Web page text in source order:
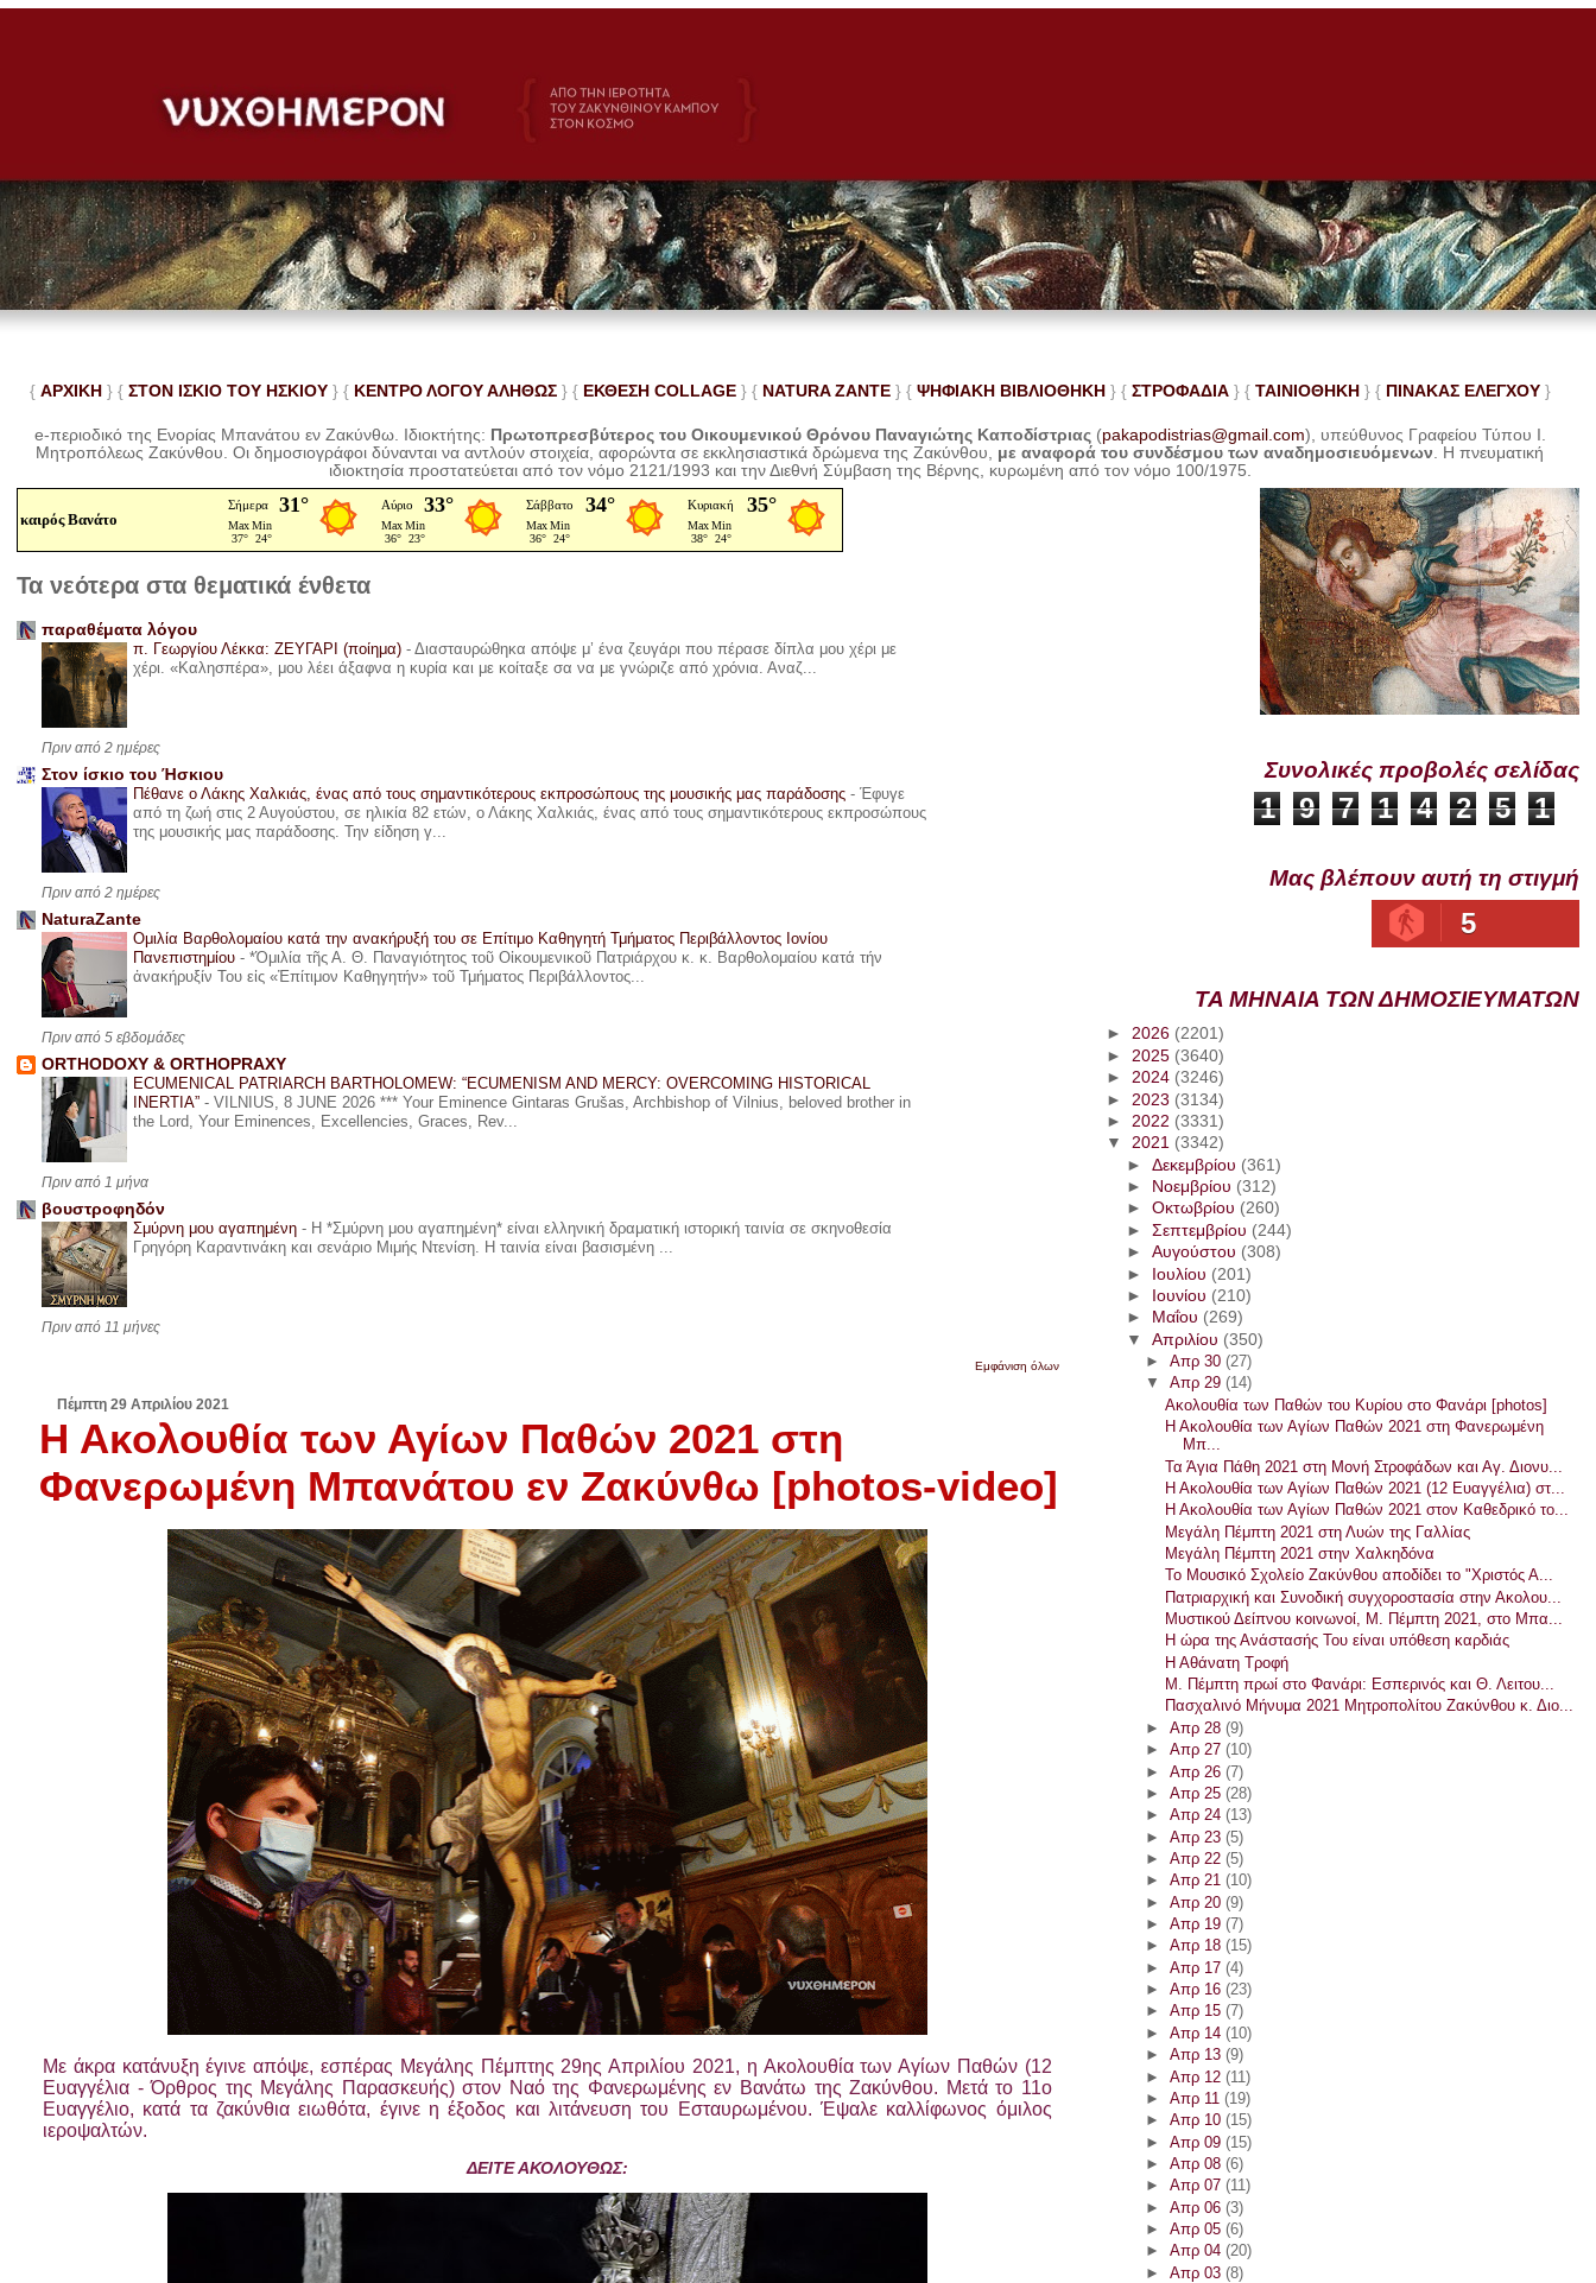
{ ΑΡΧΙΚΗ } { ΣΤΟΝ ΙΣΚΙΟ ΤΟΥ ΗΣΚΙΟΥ } { ΚΕΝΤΡΟ ΛΟΓΟΥ ΑΛΗΘΩΣ } { ΕΚΘΕΣΗ COLLAGE }{ NATURA ZANTE} { ΨΗΦΙΑΚΗ ΒΙΒΛΙΟΘΗΚΗ } { ΣΤΡΟΦΑΔΙΑ } { ΤΑΙΝΙΟΘΗΚΗ } { ΠΙΝΑΚΑΣ ΕΛΕΓΧΟΥ}
e-περιοδικό της Ενορίας Μπανάτου εν Ζακύνθω. Ιδιοκτήτης: Πρωτοπρεσβύτερος του Οικουμενικού Θρόνου Παναγιώτης Καποδίστριας (pakapodistrias@gmail.com), υπεύθυνος Γραφείου Τύπου Ι.
Μητροπόλεως Ζακύνθου.Οι δημοσιογράφοι δύνανται να αντλούν στοιχεία, αφορώντα σε εκκλησιαστικά δρώμενα της Ζακύνθου, με αναφορά του συνδέσμου των αναδημοσιευόμενων . Ηπνευματική
ιδιοκτησία προστατεύεται από τον νόμο 2121/1993 και την Διεθνή Σύμβαση της Βέρνης, κυρωμένη από τον νόμο 100/1975.
καιρός Βανάτο
Τα νεότερα στα θεματικά ένθετα
παραθέματα λόγου
π. Γεωργίου Λέκκα: ΖΕΥΓΑΡΙ (ποίημα) - Διασταυρώθηκα απόψε μ’ ένα ζευγάρι που πέρασε δίπλα μου χέρι με
χέρι. «Καλησπέρα», μου λέει άξαφνα η κυρία και με κοίταξε σα να με γνώριζε από χρόνια. Αναζ...
Πριν από 2 ημέρες
Στον ίσκιο του Ήσκιου
Πέθανε ο Λάκης Χαλκιάς, ένας από τους σημαντικότερους εκπροσώπους της μουσικής μας παράδοσης - Έφυγε
από τη ζωή στις 2 Αυγούστου, σε ηλικία 82 ετών, ο Λάκης Χαλκιάς, ένας από τους σημαντικότερους εκπροσώπους
της μουσικής μας παράδοσης. Την είδηση γ...
Πριν από 2 ημέρες
NaturaZante
Ομιλία Βαρθολομαίου κατά την ανακήρυξή του σε Επίτιμο Καθηγητή Τμήματος Περιβάλλοντος Ιονίου
Πανεπιστημίου - *Ὁμιλία τῆς Α. Θ. Παναγιότητος τοῦ Οἰκουμενικοῦ Πατριάρχου κ. κ. Βαρθολομαίου κατά τήν
ἀνακήρυξίν Του εἰς «Ἐπίτιμον Καθηγητήν» τοῦ Τμήματος Περιβάλλοντος...
Πριν από 5 εβδομάδες
ORTHODOXY & ORTHOPRAXY
ECUMENICAL PATRIARCH BARTHOLOMEW: “ECUMENISM AND MERCY: OVERCOMING HISTORICAL
INERTIA” - VILNIUS, 8 JUNE 2026 *** Your Eminence Gintaras Grušas, Archbishop of Vilnius, beloved brother in
the Lord, Your Eminences, Excellencies, Graces, Rev...
Πριν από 1 μήνα
βουστροφηδόν
Σμύρνη μου αγαπημένη - Η *Σμύρνη μου αγαπημένη* είναι ελληνική δραματική ιστορική ταινία σε σκηνοθεσία
Γρηγόρη Καραντινάκη και σενάριο Μιμής Ντενίση. Η ταινία είναι βασισμένη ...
Πριν από 11 μήνες
Εμφάνιση όλων
Πέμπτη 29 Απριλίου 2021
Η Ακολουθία των Αγίων Παθών 2021 στη
Φανερωμένη Μπανάτου εν Ζακύνθω [photos-video]
Με άκρα κατάνυξη έγινε απόψε, εσπέρας Μεγάλης Πέμπτης 29ης Απριλίου 2021, η Ακολουθία των Αγίων Παθών (12
Ευαγγέλια - Όρθρος της Μεγάλης Παρασκευής) στον Ναό της Φανερωμένης εν Βανάτω της Ζακύνθου. Μετά το 11ο
Ευαγγέλιο, κατά τα ζακύνθια ειωθότα, έγινε η έξοδος και λιτάνευση του Εσταυρωμένου. Έψαλε καλλίφωνος όμιλος
ιεροψαλτών.
ΔΕΙΤΕ ΑΚΟΛΟΥΘΩΣ:
Συνολικές προβολές σελίδας
1 9 7 1 4 2 5 1
Μας βλέπουν αυτή τη στιγμή
5
ΤΑ ΜΗΝΑΙΑ ΤΩΝ ΔΗΜΟΣΙΕΥΜΑΤΩΝ
►2026 (2201)
► 2025 (3640)
►2024 (3246)
► 2023 (3134)
► 2022 (3331)
▼2021 (3342)
► Δεκεμβρίου (361)
►
Νοεμβρίου (312)
► Οκτωβρίου (260)
► Σεπτεμβρίου (244)
► Αυγούστου (308)
► Ιουλίου (201)
►
Ιουνίου (210)
►
Μαΐου (269)
▼ Απριλίου (350)
► Απρ 30 (27)
▼ Απρ 29 (14)
Ακολουθία των Παθών του Κυρίου στο Φανάρι [photos]
Η Ακολουθία των Αγίων Παθών 2021 στη Φανερωμένη
Μπ...
Τα Άγια Πάθη 2021 στη Μονή Στροφάδων και Αγ. Διονυ...
Η Ακολουθία των Αγίων Παθών 2021 (12 Ευαγγέλια) στ...
Η Ακολουθία των Αγίων Παθών 2021 στον Καθεδρικό το...
Μεγάλη Πέμπτη 2021 στη Λυών της Γαλλίας
Μεγάλη Πέμπτη 2021 στην Χαλκηδόνα
Το Μουσικό Σχολείο Ζακύνθου αποδίδει το "Χριστός Α...
Πατριαρχική και Συνοδική συγχοροστασία στην Ακολου...
Μυστικού Δείπνου κοινωνοί, Μ. Πέμπτη 2021, στο Μπα...
Η ώρα της Ανάστασής Του είναι υπόθεση καρδιάς
Η Αθάνατη Τροφή
Μ. Πέμπτη πρωί στο Φανάρι: Εσπερινός και Θ. Λειτου...
Πασχαλινό Μήνυμα 2021 Μητροπολίτου Ζακύνθου κ. Διο...
► Απρ 28 (9)
► Απρ 27 (10)
► Απρ 26 (7)
► Απρ 25 (28)
► Απρ 24 (13)
► Απρ 23 (5)
► Απρ 22 (5)
► Απρ 21 (10)
► Απρ 20 (9)
► Απρ 19 (7)
► Απρ 18 (15)
► Απρ 17 (4)
► Απρ 16 (23)
► Απρ 15 (7)
► Απρ 14 (10)
► Απρ 13 (9)
► Απρ 12 (11)
► Απρ 11 (19)
► Απρ 10 (15)
► Απρ 09 (15)
► Απρ 08 (6)
► Απρ 07 (11)
► Απρ 06 (3)
► Απρ 05 (6)
► Απρ 04 (20)
► Απρ 03 (8)